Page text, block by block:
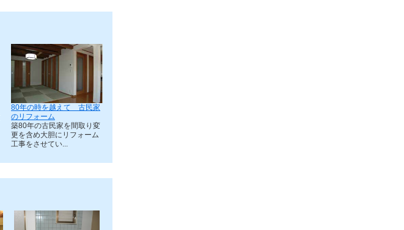
80年の時を越えて 古民家
のリフォーム
築80年の古民家を間取り変
更を含め大胆にリフォーム
工事をさせてい...